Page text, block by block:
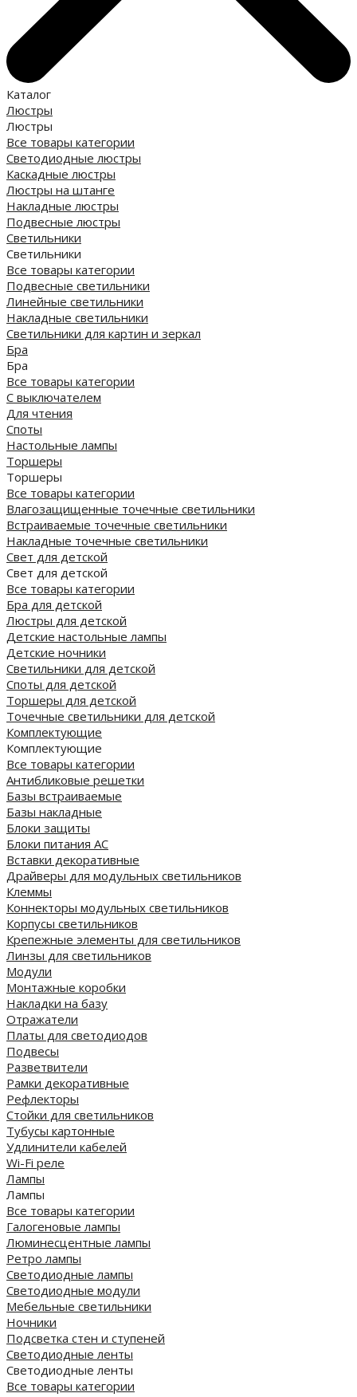
Каталог
Люстры
Люстры
Все товары категории
Светодиодные люстры
Каскадные люстры
Люстры на штанге
Накладные люстры
Подвесные люстры
Светильники
Светильники
Все товары категории
Подвесные светильники
Линейные светильники
Накладные светильники
Светильники для картин и зеркал
Бра
Бра
Все товары категории
С выключателем
Для чтения
Споты
Настольные лампы
Торшеры
Торшеры
Все товары категории
Влагозащищенные точечные светильники
Встраиваемые точечные светильники
Накладные точечные светильники
Свет для детской
Свет для детской
Все товары категории
Бра для детской
Люстры для детской
Детские настольные лампы
Детские ночники
Светильники для детской
Споты для детской
Торшеры для детской
Точечные светильники для детской
Комплектующие
Комплектующие
Все товары категории
Антибликовые решетки
Базы встраиваемые
Базы накладные
Блоки защиты
Блоки питания AC
Вставки декоративные
Драйверы для модульных светильников
Клеммы
Коннекторы модульных светильников
Корпусы светильников
Крепежные элементы для светильников
Линзы для светильников
Модули
Монтажные коробки
Накладки на базу
Отражатели
Платы для светодиодов
Подвесы
Разветвители
Рамки декоративные
Рефлекторы
Стойки для светильников
Тубусы картонные
Удлинители кабелей
Wi-Fi реле
Лампы
Лампы
Все товары категории
Галогеновые лампы
Люминесцентные лампы
Ретро лампы
Светодиодные лампы
Светодиодные модули
Мебельные светильники
Ночники
Подсветка стен и ступеней
Светодиодные ленты
Светодиодные ленты
Все товары категории